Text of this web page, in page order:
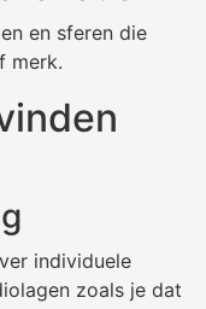
en sferen die
merk.
individuele
zoals je dat